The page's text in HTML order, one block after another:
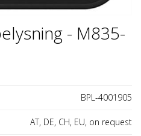
- M835-
BPL-4001905
AT, DE, CH, EU, on request